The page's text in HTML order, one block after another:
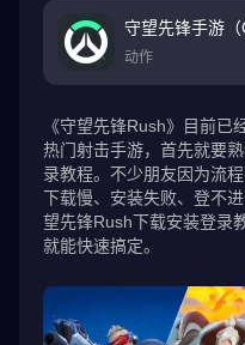
守望先锋手游（
sh）
动作
《守望先锋Rush》目前已
热门射击手游，首先就要
录教程。不少朋友因为流
下载慢、安装失败、登不
望先锋Rush下载安装登录
就能快速搞定。